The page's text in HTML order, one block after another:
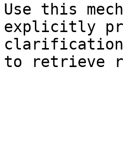
Use this
explicitly
clarification